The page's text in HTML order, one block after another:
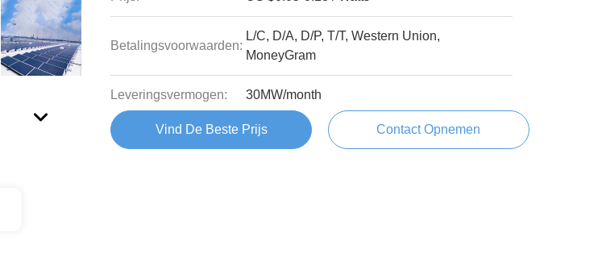
Betalingsvoorwaarden:
L/C, D/A, D/P, T/T, Western Union,
MoneyGram
Leveringsvermogen: 30MW/month
Vind De Beste Prijs Contact Opnemen